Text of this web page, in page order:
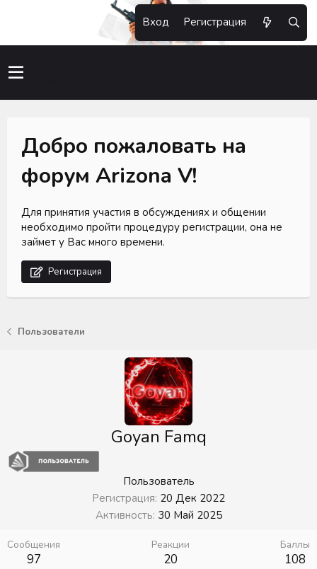
Вход Регистрация
Добро пожаловать на
форум Arizona V!
Для принятия участия в обсуждениях и общении
необходимо пройти процедуру регистрации, она не
займет у Вас много времени.
Регистрация
Пользователи
Goyan Famq
Пользователь
Регистрация 20 Дек 2022
Активность 30 Май 2025
Сообщения
97
Реакции
20
Баллы
108